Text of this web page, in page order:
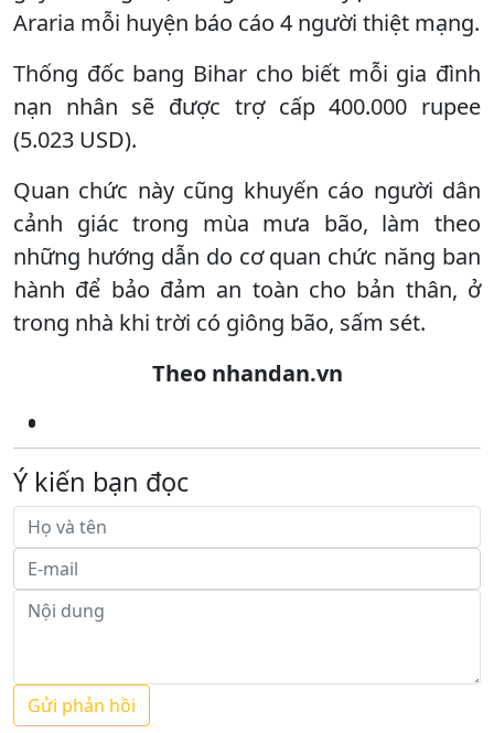
Araria mỗi huyện báo cáo 4 người thiệt mạng.
Thống đốc bang Bihar cho biết mỗi gia đình
nạn nhân sẽ được trợ cấp 400.000 rupee
(5.023 USD).
Quan chức này cũng khuyến cáo người dân
cảnh giác trong mùa mưa bão, làm theo
những hướng dẫn do cơ quan chức năng ban
hành để bảo đảm an toàn cho bản thân, ở
trong nhà khi trời có giông bão, sấm sét.
Theo nhandan.vn
Ý kiến bạn đọc